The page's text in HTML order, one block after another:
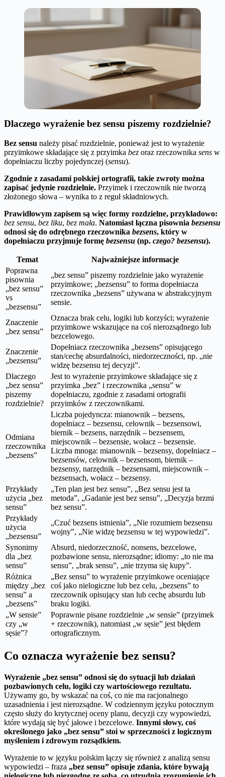
Dlaczego wyrażenie bez sensu piszemy rozdzielnie?
Bez sensu należy pisać rozdzielnie, ponieważ jest to wyrażenie
przyimkowe składające się z przyimka bez oraz rzeczownika sens w
dopełniaczu liczby pojedynczej (sensu).
Zgodnie z zasadami polskiej ortografii, takie zwroty można
zapisać jedynie rozdzielnie. Przyimek i rzeczownik nie tworzą
złożonego słowa – wynika to z reguł składniowych.
Prawidłowym zapisem są więc formy rozdzielne, przykładowo:
bez sensu, bez liku, bez mała. Natomiast łączna pisownia bezsensu
odnosi się do odrębnego rzeczownika bezsens, który w
dopełniaczu przyjmuje formę bezsensu (np. czego? bezsensu).
Temat
Najważniejsze informacje
Poprawna
pisownia
„bez sensu”
vs
„bezsensu”
„bez sensu” piszemy rozdzielnie jako wyrażenie
przyimkowe; „bezsensu” to forma dopełniacza
rzeczownika „bezsens” używana w abstrakcyjnym
sensie.
Znaczenie
„bez sensu”
Oznacza brak celu, logiki lub korzyści; wyrażenie
przyimkowe wskazujące na coś nierozsądnego lub
bezcelowego.
Znaczenie
„bezsensu”
Dopełniacz rzeczownika „bezsens” opisującego
stan/cechę absurdalności, niedorzeczności, np. „nie
widzę bezsensu tej decyzji”.
Dlaczego
„bez sensu”
piszemy
rozdzielnie?
Jest to wyrażenie przyimkowe składające się z
przyimka „bez” i rzeczownika „sensu” w
dopełniaczu, zgodnie z zasadami ortografii
przyimków z rzeczownikami.
Odmiana
rzeczownika
„bezsens”
Liczba pojedyncza: mianownik – bezsens,
dopełniacz – bezsensu, celownik – bezsensowi,
biernik – bezsens, narzędnik – bezsensem,
miejscownik – bezsensie, wołacz – bezsensie.
Liczba mnoga: mianownik – bezsensy, dopełniacz –
bezsensów, celownik – bezsensom, biernik –
bezsensy, narzędnik – bezsensami, miejscownik –
bezsensach, wołacz – bezsensy.
Przykłady
użycia „bez
sensu”
„Ten plan jest bez sensu”, „Bez sensu jest ta
metoda”, „Gadanie jest bez sensu”, „Decyzja brzmi
bez sensu”.
Przykłady
użycia
„bezsensu”
„Czuć bezsens istnienia”, „Nie rozumiem bezsensu
wojny”, „Nie widzę bezsensu w tej wypowiedzi”.
Synonimy
dla „bez
sensu”
Absurd, niedorzeczność, nonsens, bezcelowe,
pozbawione sensu, nierozsądne; idiomy: „to nie ma
sensu”, „brak sensu”, „nie trzyma się kupy”.
Różnica
między „bez
sensu” a
„bezsens”
„Bez sensu” to wyrażenie przyimkowe oceniające
coś jako nielogiczne lub bez celu, „bezsens” to
rzeczownik opisujący stan lub cechę absurdu lub
braku logiki.
„W sensie”
czy „w
sęsie”?
Poprawnie pisane rozdzielnie „w sensie” (przyimek
+ rzeczownik), natomiast „w sęsie” jest błędem
ortograficznym.
Co oznacza wyrażenie bez sensu?
Wyrażenie „bez sensu” odnosi się do sytuacji lub działań
pozbawionych celu, logiki czy wartościowego rezultatu.
Używamy go, by wskazać na coś, co nie ma racjonalnego
uzasadnienia i jest nierozsądne. W codziennym języku potocznym
często służy do krytycznej oceny planu, decyzji czy wypowiedzi,
które wydają się być jałowe i bezcelowe. Innymi słowy, coś
określonego jako „bez sensu” stoi w sprzeczności z logicznym
myśleniem i zdrowym rozsądkiem.
Wyrażenie to w języku polskim łączy się również z analizą sensu
wypowiedzi – fraza „bez sensu” opisuje zdania, które bywają